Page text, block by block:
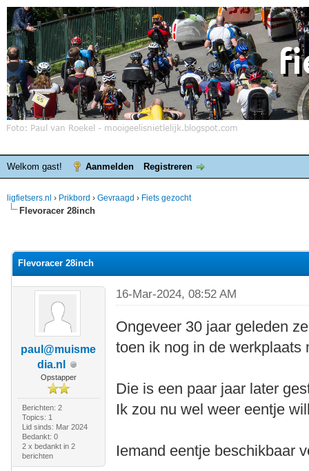
Welkom gast! Aanmelden Registreren
ligfietsers.nl › Prikbord › Gevraagd › Fiets gezocht
Flevoracer 28inch
Flevoracer 28inch
paul@muisme
dia.nl
Opstapper
Berichten: 2
Topics: 1
Lid sinds: Mar 2024
Bedankt: 0
2 x bedankt in 2
berichten
16-Mar-2024, 08:52 AM
Ongeveer 30 jaar geleden
toen ik nog in de werkplaats
Die is een paar jaar later
Ik zou nu wel weer eentje
Iemand eentje beschikbaar